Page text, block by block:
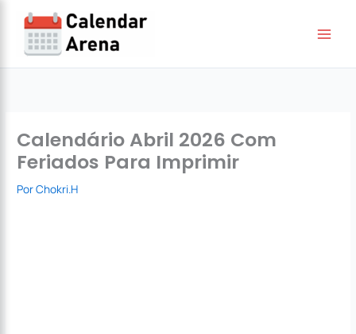
conteúdo
Calendário Abril 2026 Com
Feriados Para Imprimir
PorChokri.H